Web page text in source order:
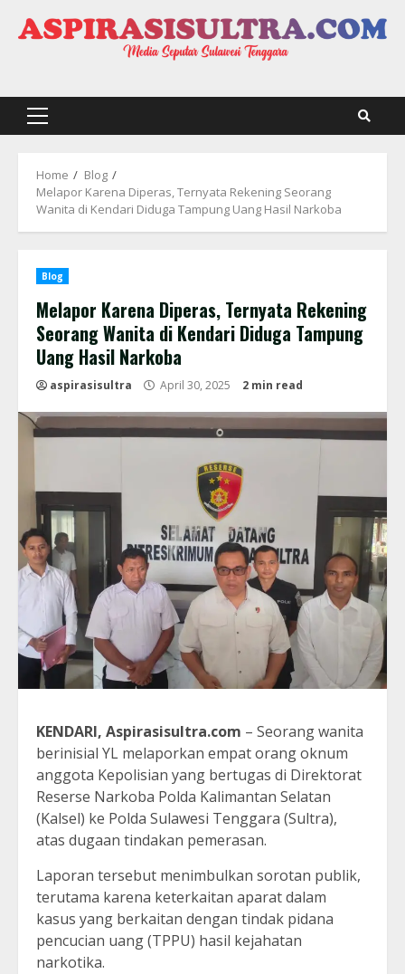
Primary
Home
Blog
Melapor Karena Diperas, Ternyata Rekening Seorang
Wanita di Kendari Diduga Tampung Uang Hasil Narkoba
Blog
Melapor Karena Diperas, Ternyata Rekening
Seorang Wanita di Kendari Diduga Tampung
Uang Hasil Narkoba
aspirasisultra April 30, 2025 2 min read
KENDARI, Aspirasisultra.com – Seorang wanita
berinisial YL melaporkan empat orang oknum
anggota Kepolisian yang bertugas di Direktorat
Reserse Narkoba Polda Kalimantan Selatan
(Kalsel) ke Polda Sulawesi Tenggara (Sultra),
atas dugaan tindakan pemerasan.
Laporan tersebut menimbulkan sorotan publik,
terutama karena keterkaitan aparat dalam
kasus yang berkaitan dengan tindak pidana
pencucian uang (TPPU) hasil kejahatan
narkotika.